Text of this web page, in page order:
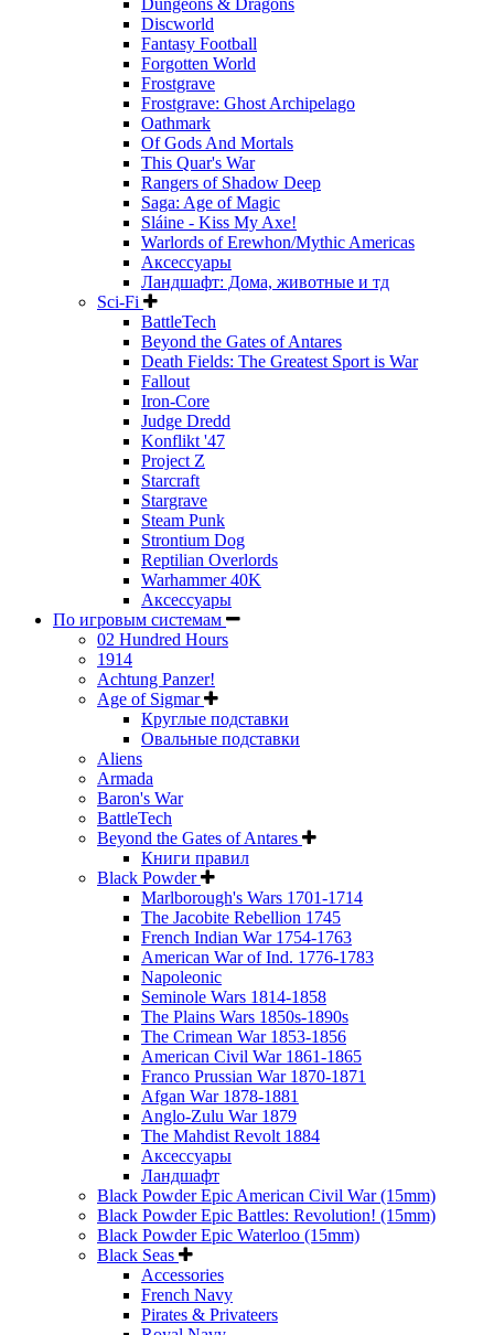
Dungeons & Dragons
Discworld
Fantasy Football
Forgotten World
Frostgrave
Frostgrave: Ghost Archipelago
Oathmark
Of Gods And Mortals
This Quar's War
Rangers of Shadow Deep
Saga: Age of Magic
Sláine - Kiss My Axe!
Warlords of Erewhon/Mythic Americas
Аксессуары
Ландшафт: Дома, животные и тд
Sci-Fi
BattleTech
Beyond the Gates of Antares
Death Fields: The Greatest Sport is War
Fallout
Iron-Core
Judge Dredd
Konflikt '47
Project Z
Starcraft
Stargrave
Steam Punk
Strontium Dog
Reptilian Overlords
Warhammer 40K
Аксессуары
По игровым системам
02 Hundred Hours
1914
Achtung Panzer!
Age of Sigmar
Круглые подставки
Овальные подставки
Aliens
Armada
Baron's War
BattleTech
Beyond the Gates of Antares
Книги правил
Black Powder
Marlborough's Wars 1701-1714
The Jacobite Rebellion 1745
French Indian War 1754-1763
American War of Ind. 1776-1783
Napoleonic
Seminole Wars 1814-1858
The Plains Wars 1850s-1890s
The Crimean War 1853-1856
American Civil War 1861-1865
Franco Prussian War 1870-1871
Afgan War 1878-1881
Anglo-Zulu War 1879
The Mahdist Revolt 1884
Аксессуары
Ландшафт
Black Powder Epic American Civil War (15mm)
Black Powder Epic Battles: Revolution! (15mm)
Black Powder Epic Waterloo (15mm)
Black Seas
Accessories
French Navy
Pirates & Privateers